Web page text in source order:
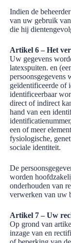
Indien de
van uw gebruik
die hij
Artikel 6 – Het
Uw gegevens
latexspuiten. en
persoonsgegevens
geïdentificeerde of
identificeerbaar
direct of indirect
hand van een
een of meer
fysiologische,
sociale identiteit.
De
worden
onderhouden van
verwerken van uw
Artikel 7 – Uw
Op grond van
inzage van en